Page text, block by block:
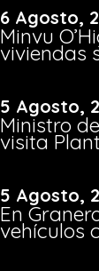
6 Agosto,
Minvu
viviendas
5 Agosto,
Ministro
visita
5 Agosto,
En
vehículos